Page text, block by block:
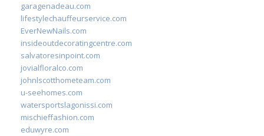
garagenadeau.com
lifestylechauffeurservice.com
EverNewNails.com
insideoutdecoratingcentre.com
salvatoresinpoint.com
jovialfloralco.com
johnlscotthometeam.com
u-seehomes.com
watersportslagonissi.com
mischieffashion.com
eduwyre.com